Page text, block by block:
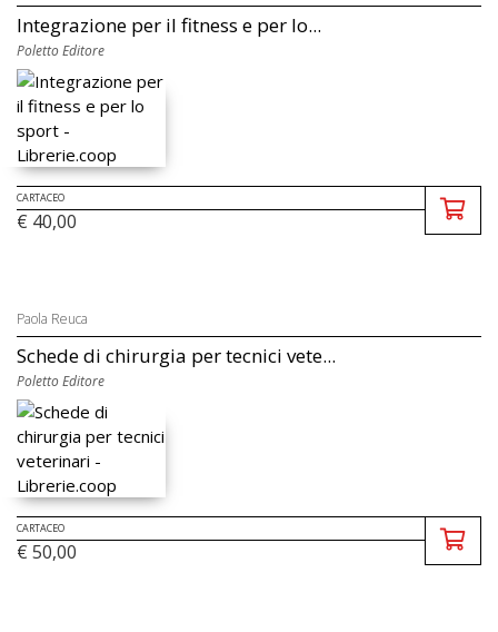
Integrazione per il fitness e per lo...
Poletto Editore
CARTACEO
€ 40,00
Paola Reuca
Schede di chirurgia per tecnici vete...
Poletto Editore
CARTACEO
€ 50,00